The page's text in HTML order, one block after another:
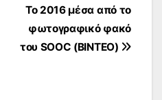
Το 2016 μέσα από το
φωτογραφικό φακό
του SOOC (ΒΙΝΤΕΟ)